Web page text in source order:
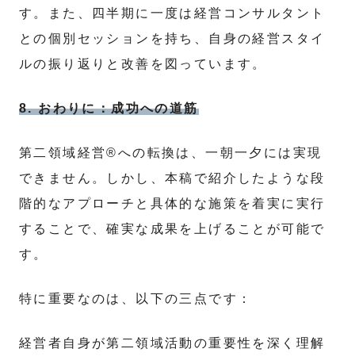
す。また、四半期に一度は経営コンサルタント
との個別セッションを持ち、自身の経営スタイ
ルの振り返りと改善を図っています。
8. おわりに：成功への道筋
第二領域経営®への転換は、一朝一夕には実現
できません。しかし、本稿で紹介したような段
階的なアプローチと具体的な施策を着実に実行
することで、確実な成果を上げることが可能で
す。
特に重要なのは、以下の三点です：
経営者自身が第二領域活動の重要性を深く理解